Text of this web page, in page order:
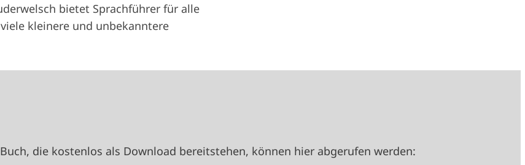
bietet Sprachführer für alle
kleinere und unbekanntere
die kostenlos als Download bereitstehen, können hier abgerufen werden: